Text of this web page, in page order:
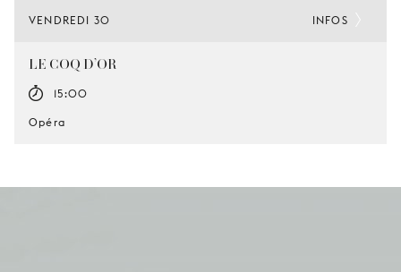
VENDREDI 30
LE COQ D’OR
15:00
Opéra
INFOS